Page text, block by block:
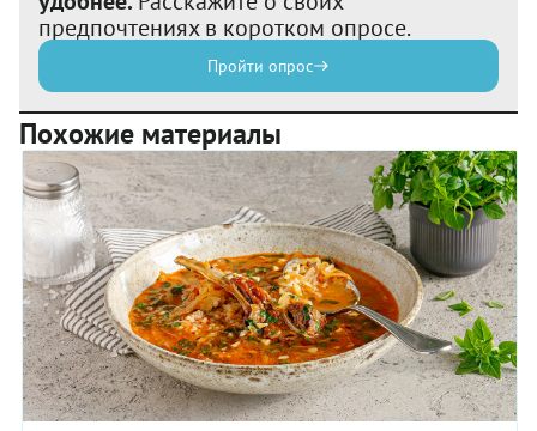
предпочтениях в коротком опросе.
Пройти опрос
Похожие материалы